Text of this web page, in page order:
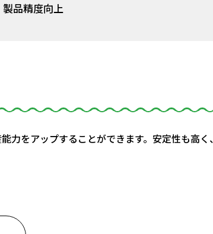
製品精度向上
をアップすることができます。安定性も高く、